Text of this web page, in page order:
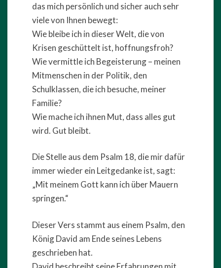
das mich persönlich und sicher auch sehr
viele von Ihnen bewegt:
Wie bleibe ich in dieser Welt, die von
Krisen geschüttelt ist, hoffnungsfroh?
Wie vermittle ich Begeisterung – meinen
Mitmenschen in der Politik, den
Schulklassen, die ich besuche, meiner
Familie?
Wie mache ich ihnen Mut, dass alles gut
wird. Gut bleibt.
Die Stelle aus dem Psalm 18, die mir dafür
immer wieder ein Leitgedanke ist, sagt:
„Mit meinem Gott kann ich über Mauern
springen.“
Dieser Vers stammt aus einem Psalm, den
König David am Ende seines Lebens
geschrieben hat.